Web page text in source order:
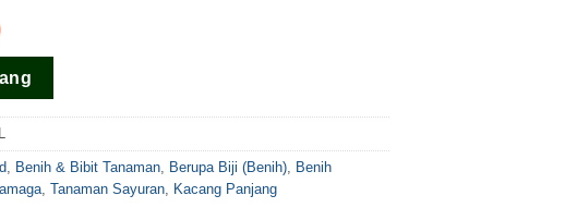
, Benih & Bibit Tanaman, Berupa Biji (Benih), Benih
, Tanaman Sayuran, Kacang Panjang